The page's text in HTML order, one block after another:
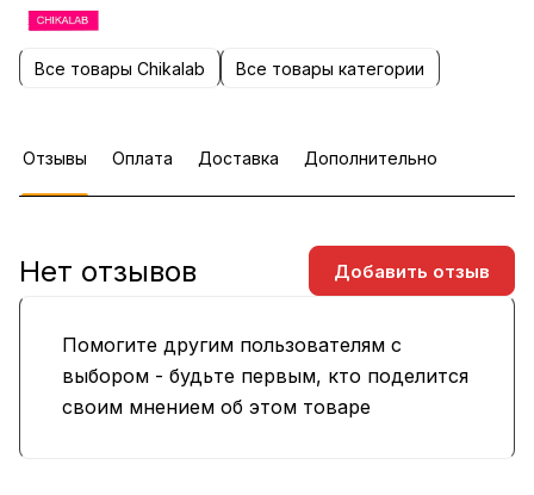
Все товары Chikalab Все товары категории
Отзывы Оплата Доставка Дополнительно
Помогите другим пользователям с
выбором - будьте первым, кто поделится
своим мнением об этом товаре
Нет отзывов Добавить отзыв